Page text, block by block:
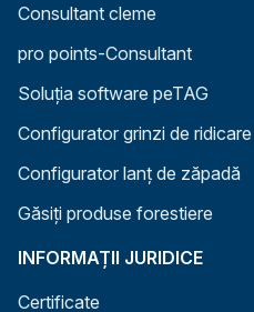
Consultant cleme
pro points-Consultant
Soluția software peTAG
Configurator grinzi de ridicare
Configurator lanț de zăpadă
Găsiți produse forestiere
INFORMAȚII JURIDICE
Certificate